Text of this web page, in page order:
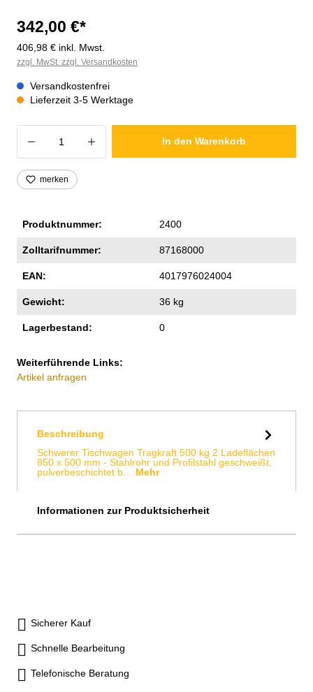
342,00 €*
406,98 € inkl. Mwst.
zzgl. MwSt. zzgl. Versandkosten
Versandkostenfrei
Lieferzeit 3-5 Werktage
Produkt Anzahl: Gib den gewünschten
In den Warenkorb
merken
Produktnummer: 2400
Zolltarifnummer: 87168000
EAN: 4017976024004
Gewicht: 36 kg
Lagerbestand: 0
Weiterführende Links:
Artikel anfragen
Beschreibung
Schwerer Tischwagen Tragkraft 500 kg 2 Ladeflächen
850 x 500 mm - Stahlrohr und Profilstahl geschweißt,
pulverbeschichtet b… Mehr
Informationen zur Produktsicherheit
Sicherer Kauf
Schnelle Bearbeitung
Telefonische Beratung